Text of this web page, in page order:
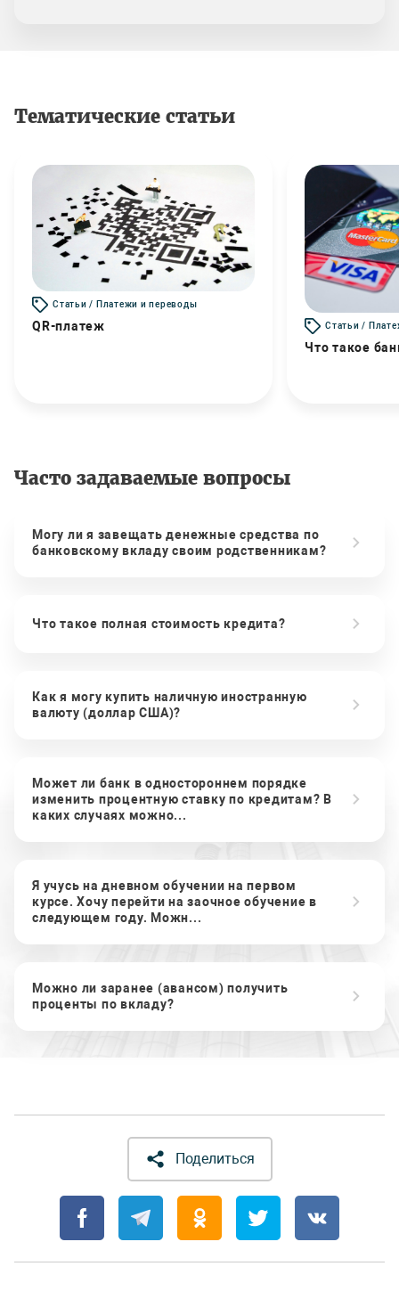
Тематические статьи
Статьи / Платежи и переводы
QR-платеж Статьи /
Что такое
Часто задаваемые вопросы
Могу ли я завещать денежные средства по
банковскому вкладу своим родственникам?
Что такое полная стоимость кредита?
Как я могу купить наличную иностранную
валюту (доллар США)?
Может ли банк в одностороннем порядке
изменить процентную ставку по кредитам? В
каких случаях можно...
Я учусь на дневном обучении на первом
курсе. Хочу перейти на заочное обучение в
следующем году. Можн...
Можно ли заранее (авансом) получить
проценты по вкладу?
Поделиться